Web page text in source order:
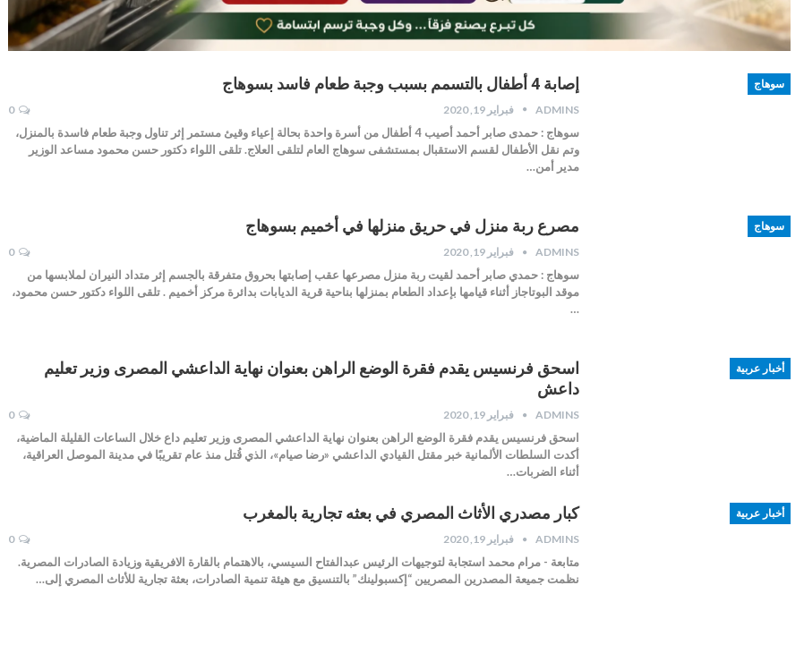
سوهاج إصابة 4 أطفال بالتسمم بسبب وجبة طعام فاسد بسوهاج
ADMINS فبراير 19, 2020 0
سوهاج : حمدى صابر أحمد أصيب 4 أطفال من أسرة واحدة بحالة إعياء وقيئ مستمر إثر تناول وجبة طعام فاسدة بالمنزل،
وتم نقل الأطفال لقسم الاستقبال بمستشفى سوهاج العام لتلقى العلاج. تلقى اللواء دكتور حسن محمود مساعد الوزير
مدير أمن…
سوهاج مصرع ربة منزل في حريق منزلها في أخميم بسوهاج
ADMINS فبراير 19, 2020 0
سوهاج : حمدي صابر أحمد لقيت ربة منزل مصرعها عقب إصابتها بحروق متفرقة بالجسم إثر متداد النيران لملابسها من
موقد البوتاجاز أثناء قيامها بإعداد الطعام بمنزلها بناحية قرية الديابات بدائرة مركز أخميم . تلقى اللواء دكتور حسن محمود،
…
أخبار عربية
اسحق فرنسيس يقدم فقرة الوضع الراهن بعنوان نهاية الداعشي المصرى وزير تعليم
داعش
ADMINS فبراير 19, 2020 0
اسحق فرنسيس يقدم فقرة الوضع الراهن بعنوان نهاية الداعشي المصرى وزير تعليم داع خلال الساعات القليلة الماضية،
أكدت السلطات الألمانية خبر مقتل القيادي الداعشي «رضا صيام»، الذي قُتل منذ عام تقريبًا في مدينة الموصل العراقية،
أثناء الضربات…
أخبار عربية كبار مصدري الأثاث المصري في بعثه تجارية بالمغرب
ADMINS فبراير 19, 2020 0
متابعة - مرام محمد استجابة لتوجيهات الرئيس عبدالفتاح السيسي، بالاهتمام بالقارة الافريقية وزيادة الصادرات المصرية.
نظمت جميعة المصدرين المصريين “إكسبولينك” بالتنسيق مع هيئة تنمية الصادرات، بعثة تجارية للأثاث المصري إلى…